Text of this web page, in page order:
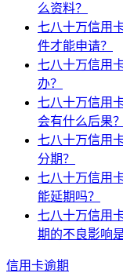
么资料？
七八十万信用
件才能申请？
七八十万信用
办？
七八十万信用
会有什么后果？
七八十万信用
分期？
七八十万信用
能延期吗？
七八十万信用
期的不良影响
信用卡逾期